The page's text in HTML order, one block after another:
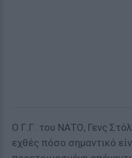
Ο Γ.Γ. του ΝΑΤΟ, Γενς
εχθές πόσο σημαντικό